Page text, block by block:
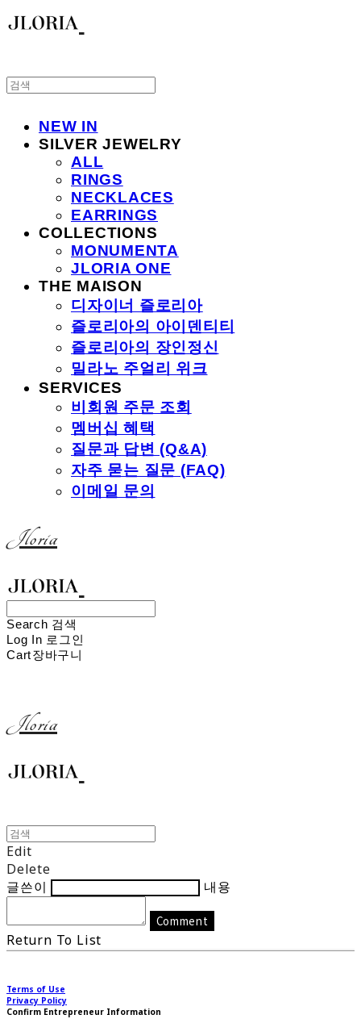
NEW IN
SILVER JEWELRY
ALL
RINGS
NECKLACES
EARRINGS
COLLECTIONS
MONUMENTA
JLORIA ONE
THE MAISON
디자이너 즐로리아
즐로리아의 아이덴티티
즐로리아의 장인정신
밀라노 주얼리 위크
SERVICES
비회원 주문 조회
멤버십 혜택
질문과 답변 (Q&A)
자주 묻는 질문 (FAQ)
이메일 문의
Jloria
Search 검색
Log In 로그인
Cart장바구니
Jloria
Edit
Delete
글쓴이
내용
Comment
Return To List
Terms of Use
Privacy Policy
Confirm Entrepreneur Information